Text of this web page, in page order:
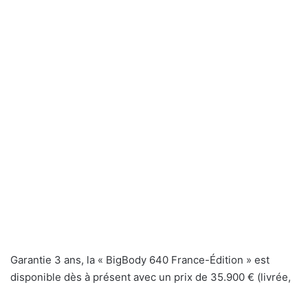
Garantie 3 ans, la « BigBody 640 France-Édition » est
disponible dès à présent avec un prix de 35.900 € (livrée,